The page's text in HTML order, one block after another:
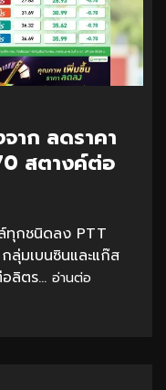
าก ลดราคา
สตางค์ต่อ
ทุกชนิดลง PTT
ลุ่มเบนซินและแก๊ส
ลิตร... อ่านต่อ